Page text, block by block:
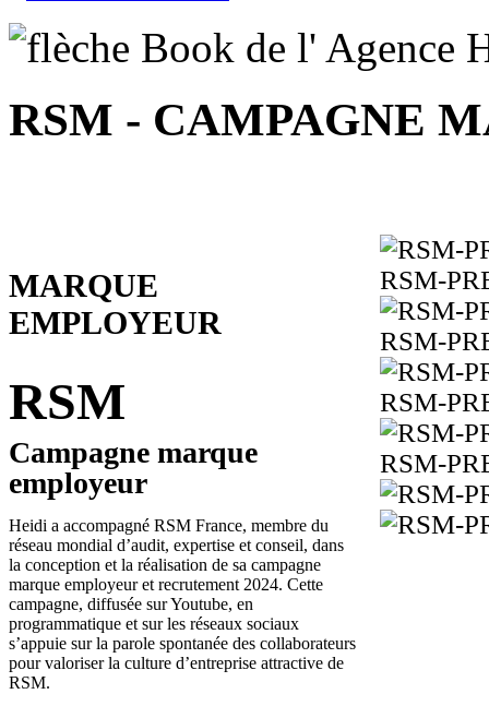
RSM - CAMPAGNE
MARQUE
EMPLOYEUR
RSM
Campagne marque
employeur
Heidi a accompagné RSM France, membre du
réseau mondial d’audit, expertise et conseil, dans
la conception et la réalisation de sa campagne
marque employeur et recrutement 2024. Cette
campagne, diffusée sur Youtube, en
programmatique et sur les réseaux sociaux
s’appuie sur la parole spontanée des collaborateurs
pour valoriser la culture d’entreprise attractive de
RSM.
RSM-
RSM-
RSM-
RSM-